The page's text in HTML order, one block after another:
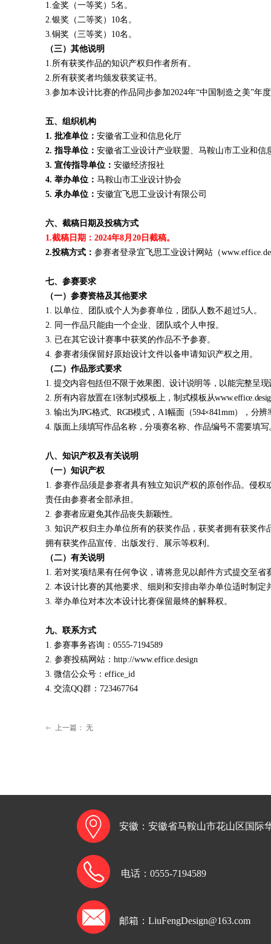
1.金奖（一等奖）5名。
2.银奖（二等奖）10名。
3.铜奖（三等奖）10名。
（三）其他说明
1.所有获奖作品的知识产权归作者所有。
2.所有获奖者均颁发获奖证书。
3.参加本设计比赛的作品同步参加2024年“中国制造之美”年
五、 组织机构
1. 批准单位： 安徽省工业和信息化厅
2. 指导单位： 安徽省工业设计产业联盟、马鞍山市工业和信
3. 宣传指导单位： 安徽经济报社
4. 举办单位： 马鞍山市工业设计协会
5. 承办单位： 安徽宜飞思工业设计有限公司
六、 截稿日期及投稿方式
1.截稿日期：2024年8月 20 日截稿。
2.投稿方式： 参赛者登录宜飞思工业设计网站（
七、参赛要求
（一）参赛资格及其他要求
1. 以单位、团队或个人为参赛单位，团队人数不超过5人。
2. 同一作品只能由一个企业、团队或个人申报。
3. 已在其它设计赛事中获奖的作品不予参赛。
4. 参赛者须保留好原始设计文件以备申请知识产权之用。
（二）作品形式要求
1. 提交内容包括但不限于效果图、设计说明等，以能完整呈
2. 所有内容放置在1张制式模板上，制式模板从
3. 输出为JPG格式、RGB模式，A1幅面（594×841mm），分辨
4. 版面上须填写作品名称，分项赛名称、作品编号不需要填写
八、知识产权及有关说明
（一）知识产权
1. 参赛作品须是参赛者具有独立知识产权的原创作品。侵
责任由参赛者全部承担。
2. 参赛者应避免其作品丧失新颖性。
3. 知识产权归主办单位所有的获奖作品，获奖者拥有获奖
拥有获奖作品宣传、出版发行、展示等权利。
（二）有关说明
1. 若对奖项结果有任何争议，请将意见以邮件方式提交至省
2. 本设计比赛的其他要求、细则和安排由举办单位适时制定
3. 举办单位对本次本设计比赛保留最终的解释权。
九、联系方式
1. 参赛事务咨询： 0555-7194589
2. 参赛投稿网站： http://www.effice.design
3. 微信公众号： effice_id
4. 交流QQ群：723467764
ꂃ 上一篇： 无
安徽： 安徽省马鞍山市花山区国际
电话： 0555-7194589
邮箱：LiuFengDesign@163.com